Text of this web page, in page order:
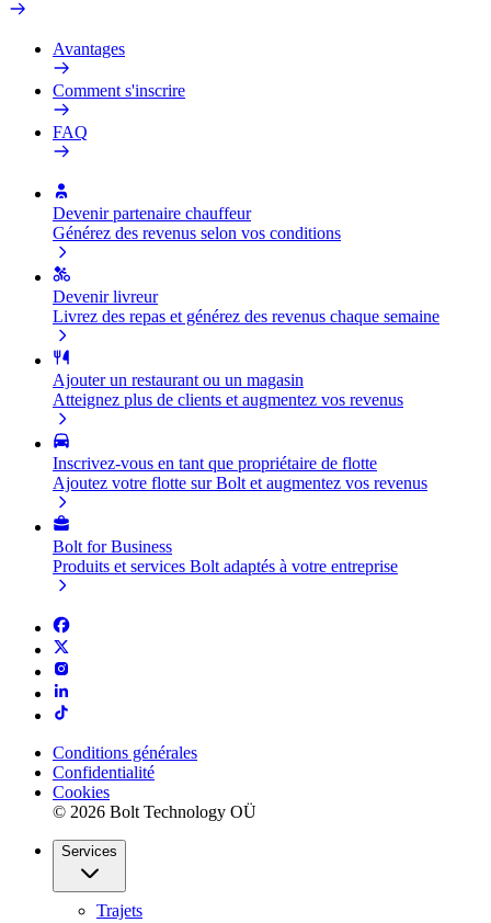
Avantages
Comment s'inscrire
FAQ
Devenir partenaire chauffeur
Générez des revenus selon vos conditions
Devenir livreur
Livrez des repas et générez des revenus chaque semaine
Ajouter un restaurant ou un magasin
Atteignez plus de clients et augmentez vos revenus
Inscrivez-vous en tant que propriétaire de flotte
Ajoutez votre flotte sur Bolt et augmentez vos revenus
Bolt for Business
Produits et services Bolt adaptés à votre entreprise
Conditions générales
Confidentialité
Cookies
© 2026 Bolt Technology OÜ
Services
Trajets